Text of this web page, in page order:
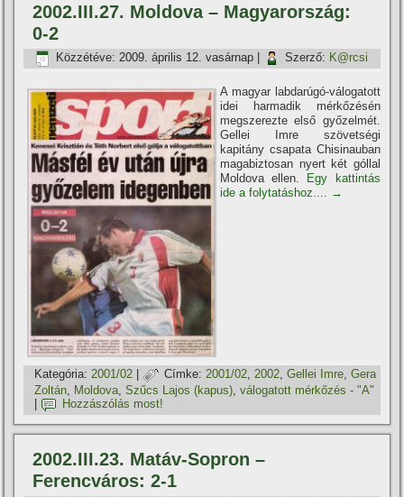
2002.III.27. Moldova – Magyarország:
0-2
Közzétéve: 2009. április 12. vasárnap Szerző: K@rcsi
A magyar labdarúgó-válogatott
idei harmadik mérkőzésén
megszerezte első győzelmét.
Gellei Imre szövetségi
kapitány csapata Chisinauban
magabiztosan nyert két góllal
Moldova ellen. Egy kattintás
ide a folytatáshoz....
→
Kategória: 2001/02 | Címke: 2001/02,2002,Gellei Imre,Gera
Zoltán
Moldova ,Szűcs Lajos (kapus) ,válogatott mérkőzés - "A"
Hozzászólás most!
2002.III.23. Matáv-Sopron –
Ferencváros: 2-1